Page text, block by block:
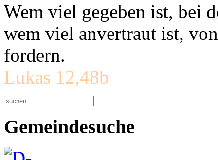
Wem viel gegeben ist, bei
wem viel anvertraut ist,
fordern.
Lukas 12,48b
Gemeindesuche